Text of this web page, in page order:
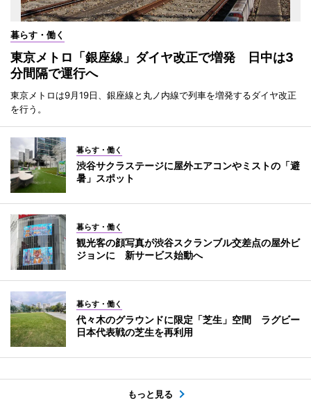
暮らす・働く
東京メトロ「銀座線」ダイヤ改正で増発 日中は3
分間隔で運行へ
東京メトロは9月19日、銀座線と丸ノ内線で列車を増発するダイヤ改正
を行う。
暮らす・働く
渋谷サクラステージに屋外エアコンやミストの「避
暑」スポット
暮らす・働く
観光客の顔写真が渋谷スクランブル交差点の屋外ビ
ジョンに 新サービス始動へ
暮らす・働く
代々木のグラウンドに限定「芝生」空間 ラグビー
日本代表戦の芝生を再利用
もっと見る